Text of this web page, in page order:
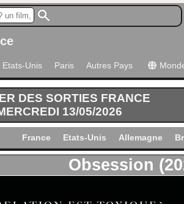
Etats-Unis Paris Autres Pays
DES SORTIES FRANCE
13/05/2026
France Etats-Unis Allemagne
Obsession